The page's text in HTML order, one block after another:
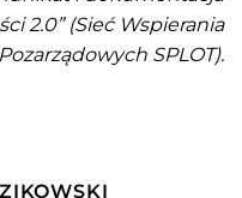
2.0” (Sieć Wspierania
SPLOT).